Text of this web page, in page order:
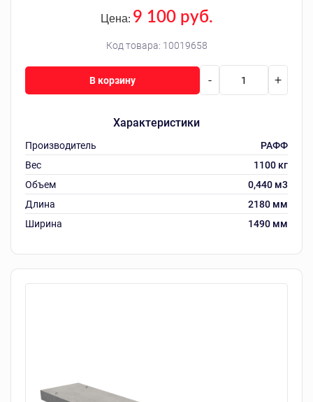
Код товара: 10019658
Цена: 9 100 руб.
Характеристики
Производитель
РАФФ
Вес
1100 кг
Объем
0,440 м3
Длина
2180 мм
Ширина
1490 мм
- +
В корзину